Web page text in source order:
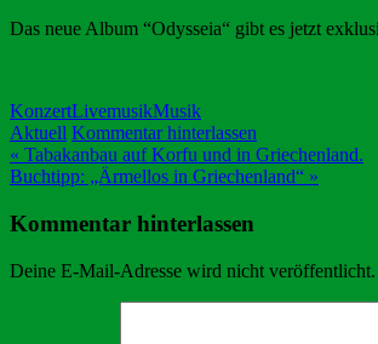
Das neue Album “Odysseia“ gibt es jetzt
KonzertLivemusikMusik
Aktuell Kommentar hinterlassen
Beitragsnavigation
« Tabakanbau auf Korfu und in Griechenland.
Buchtipp: „Ärmellos in Griechenland“ »
Kommentar hinterlassen
Deine E-Mail-Adresse wird nicht veröffentlicht.